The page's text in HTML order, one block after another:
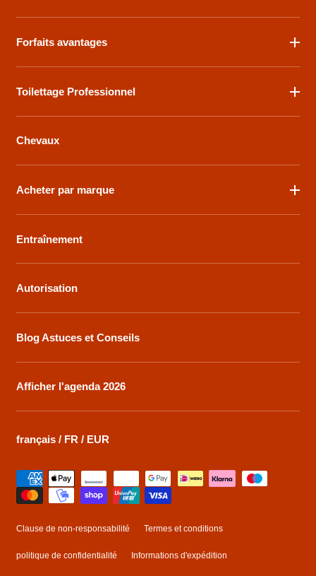
Forfaits avantages
Toilettage Professionnel
Chevaux
Acheter par marque
Entraînement
Autorisation
Blog Astuces et Conseils
Afficher l'agenda 2026
français / FR / EUR
Méthodes
de
payement
Clause de non-responsabilité Termes et conditions
politique de confidentialité Informations d'expédition